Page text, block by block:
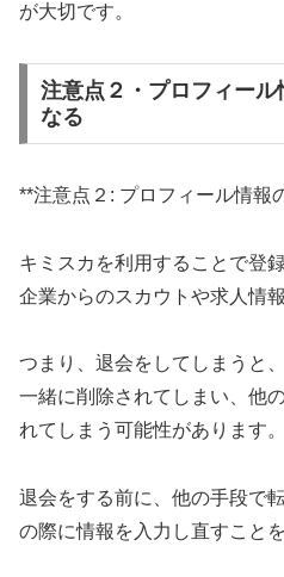
が大切です。
注意点２・プロフィール
なる
**注意点２: プロフィール情報
キミスカを利用することで登
企業からのスカウトや求人情
つまり、退会をしてしまうと
一緒に削除されてしまい、他
れてしまう可能性があります。
退会をする前に、他の手段で
の際に情報を入力し直すこと